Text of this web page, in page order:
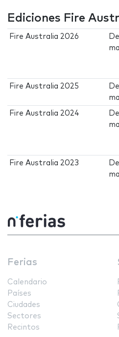
Ediciones Fire
Fire Australia 2026
Fire Australia 2025
Fire Australia 2024
Fire Australia 2023
Ferias
Calendario
Países
Ciudades
Sectores
Recintos